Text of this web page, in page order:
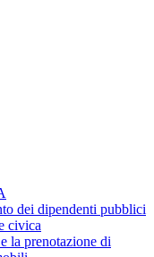
dei dipendenti pubblici
civica
la prenotazione di